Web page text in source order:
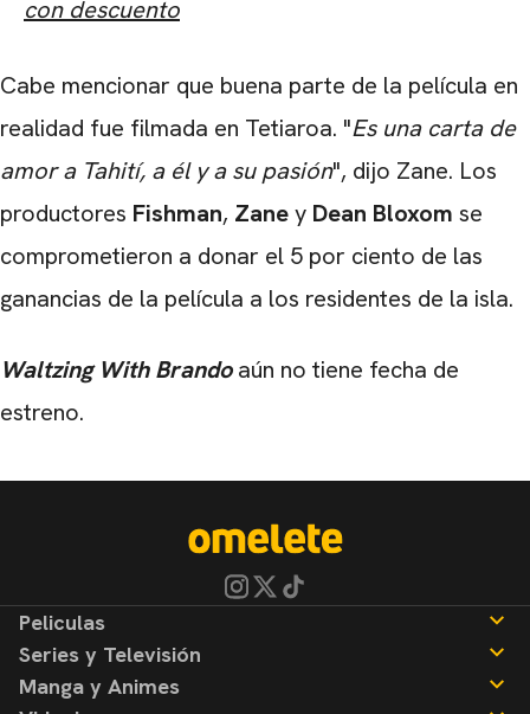
con descuento
Cabe mencionar que buena parte de la película en
realidad fue filmada en Tetiaroa. "Es una carta de
amor a Tahití, a él y a su pasión", dijo Zane. Los
productores Fishman, Zaney Dean Bloxom se
comprometieron a donar el 5 por ciento de las
ganancias de la película a los residentes de la isla.
Waltzing With Brandoaún no tiene fecha de
estreno.
Peliculas
Noticias
Reseñas
Series y Televisión
Noticias
Manga y Animes